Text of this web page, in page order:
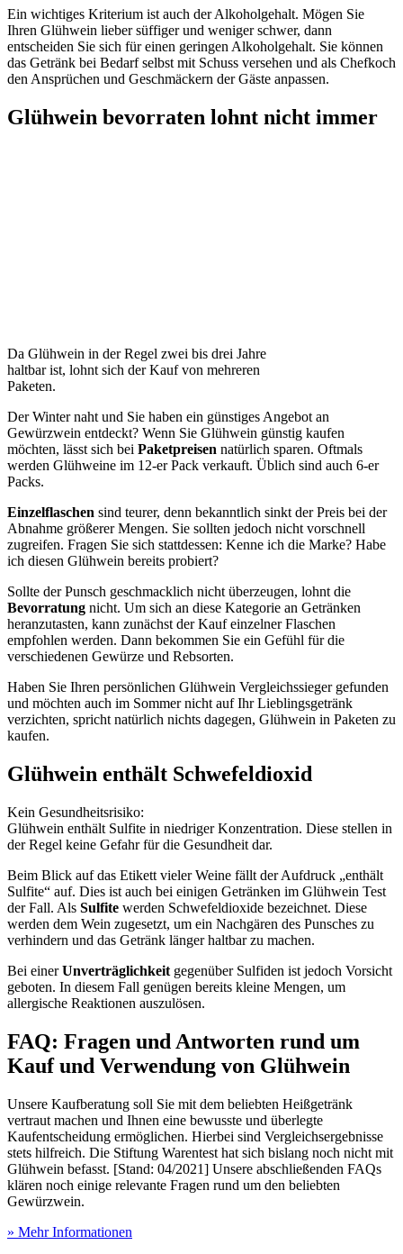
Ein wichtiges Kriterium ist auch der Alkoholgehalt. Mögen Sie
Ihren Glühwein lieber süffiger und weniger schwer, dann
entscheiden Sie sich für einen geringen Alkoholgehalt. Sie können
das Getränk bei Bedarf selbst mit Schuss versehen und als Chefkoch
den Ansprüchen und Geschmäckern der Gäste anpassen.
Glühwein bevorraten lohnt nicht immer
Da Glühwein in der Regel zwei bis drei Jahre
haltbar ist, lohnt sich der Kauf von mehreren
Paketen.
Der Winter naht und Sie haben ein günstiges Angebot an
Gewürzwein entdeckt? Wenn Sie Glühwein günstig kaufen
möchten, lässt sich bei Paketpreisen natürlich sparen. Oftmals
werden Glühweine im 12-er Pack verkauft. Üblich sind auch 6-er
Packs.
Einzelflaschen sind teurer, denn bekanntlich sinkt der Preis bei der
Abnahme größerer Mengen. Sie sollten jedoch nicht vorschnell
zugreifen. Fragen Sie sich stattdessen: Kenne ich die Marke? Habe
ich diesen Glühwein bereits probiert?
Sollte der Punsch geschmacklich nicht überzeugen, lohnt die
Bevorratung nicht. Um sich an diese Kategorie an Getränken
heranzutasten, kann zunächst der Kauf einzelner Flaschen
empfohlen werden. Dann bekommen Sie ein Gefühl für die
verschiedenen Gewürze und Rebsorten.
Haben Sie Ihren persönlichen Glühwein Vergleichssieger gefunden
und möchten auch im Sommer nicht auf Ihr Lieblingsgetränk
verzichten, spricht natürlich nichts dagegen, Glühwein in Paketen zu
kaufen.
Glühwein enthält Schwefeldioxid
Kein Gesundheitsrisiko:
Glühwein enthält Sulfite in niedriger Konzentration. Diese stellen in
der Regel keine Gefahr für die Gesundheit dar.
Beim Blick auf das Etikett vieler Weine fällt der Aufdruck „enthält
Sulfite“ auf. Dies ist auch bei einigen Getränken im Glühwein Test
der Fall. Als Sulfite werden Schwefeldioxide bezeichnet. Diese
werden dem Wein zugesetzt, um ein Nachgären des Punsches zu
verhindern und das Getränk länger haltbar zu machen.
Bei einerUnverträglichkeit gegenüber Sulfiden ist jedoch Vorsicht
geboten. In diesem Fall genügen bereits kleine Mengen, um
allergische Reaktionen auszulösen.
FAQ: Fragen und Antworten rund um
Kauf und Verwendung von Glühwein
Unsere Kaufberatung soll Sie mit dem beliebten Heißgetränk
vertraut machen und Ihnen eine bewusste und überlegte
Kaufentscheidung ermöglichen. Hierbei sind Vergleichsergebnisse
stets hilfreich. Die Stiftung Warentest hat sich bislang noch nicht mit
Glühwein befasst. [Stand: 04/2021] Unsere abschließenden FAQs
klären noch einige relevante Fragen rund um den beliebten
Gewürzwein.
» Mehr Informationen